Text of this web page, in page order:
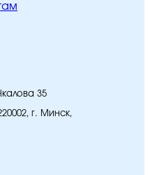
35
г. Минск,